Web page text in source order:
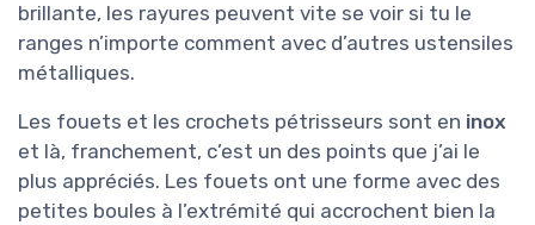
brillante, les rayures peuvent vite se voir si tu le
ranges n’importe comment avec d’autres ustensiles
métalliques.
Les fouets et les crochets pétrisseurs sont en inox
et là, franchement, c’est un des points que j’ai le
plus appréciés. Les fouets ont une forme avec des
petites boules à l’extrémité qui accrochent bien la